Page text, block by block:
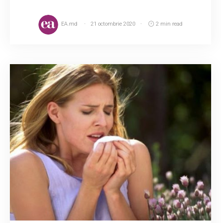
EA.md 21 octombrie 2020 2 min read